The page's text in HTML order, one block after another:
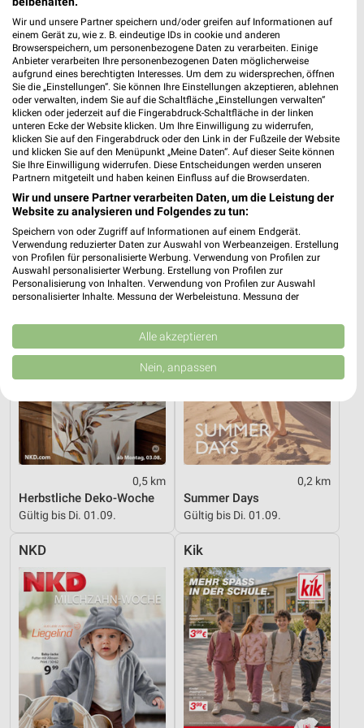
22,7 km
Voilà, c’est moi
Gültig ab Mi. 12.08.
22,7 km
Noch morgen gültig
NKD
0,5 km
Herbstliche Deko-Woche
Gültig bis Di. 01.09.
Jeans Fritz
0,2 km
Summer Days
Gültig bis Di. 01.09.
NKD Kik
Wir und unsere Partner speichern und/oder greifen auf Informationen auf
einem Gerät zu, wie z. B. eindeutige IDs in cookie und anderen
Browserspeichern, um personenbezogene Daten zu verarbeiten. Einige
Anbieter verarbeiten Ihre personenbezogenen Daten möglicherweise
aufgrund eines berechtigten Interesses. Um dem zu widersprechen, öffnen
Sie die „Einstellungen“. Sie können Ihre Einstellungen akzeptieren, ablehnen
oder verwalten, indem Sie auf die Schaltfläche „Einstellungen verwalten“
klicken oder jederzeit auf die Fingerabdruck-Schaltfläche in der linken
unteren Ecke der Website klicken. Um Ihre Einwilligung zu widerrufen,
klicken Sie auf den Fingerabdruck oder den Link in der Fußzeile der Website
und klicken Sie auf den Menüpunkt „Meine Daten“. Auf dieser Seite können
Sie Ihre Einwilligung widerrufen. Diese Entscheidungen werden unseren
Partnern mitgeteilt und haben keinen Einfluss auf die Browserdaten.
Wir und unsere Partner verarbeiten Daten, um die Leistung der
Website zu analysieren und Folgendes zu tun:
Speichern von oder Zugriff auf Informationen auf einem Endgerät.
Verwendung reduzierter Daten zur Auswahl von Werbeanzeigen. Erstellung
von Profilen für personalisierte Werbung. Verwendung von Profilen zur
Auswahl personalisierter Werbung. Erstellung von Profilen zur
Personalisierung von Inhalten. Verwendung von Profilen zur Auswahl
personalisierter Inhalte. Messung der Werbeleistung. Messung der
Kombinationen von Daten aus verschiedenen Quellen. Entwicklung und
Verbesserung der Angebote. Verwendung reduzierter Daten zur Auswahl
von Inhalten.
Daten können außerhalb der Europäischen Union weitergegeben und in die
Website/App.
Partnerliste anzeigen (1 IAB-Anbieter)
Wir nutzen Ihre Daten für folgende Zwecke:
IAB-Verarbeitungszwecke:
Speichern von oder Zugriff auf Informationen
auf einem Endgerät
Werbeanzeigen
Erstellung von Profilen für personalisierte
Werbung
Verwendung von Profilen zur Auswahl
personalisierter Werbung
Erstellung von Profilen zur Personalisierung
von Inhalten
Alle akzeptieren
Nein, anpassen